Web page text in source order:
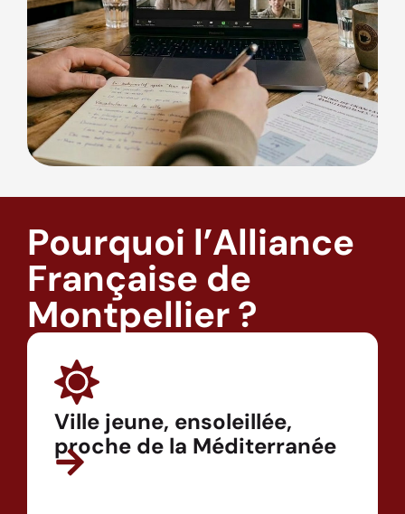
Pourquoi l’Alliance
Française de
Montpellier ?
Ville jeune, ensoleillée,
proche de la Méditerranée